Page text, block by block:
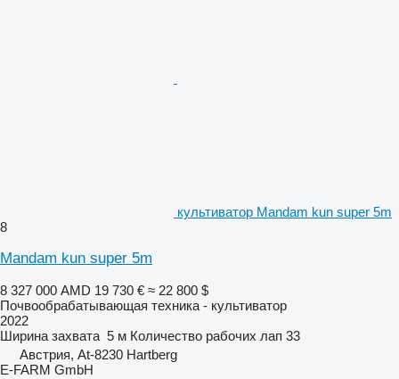
культиватор Mandam kun super 5m
8
Mandam kun super 5m
8 327 000 AMD 19 730 € ≈ 22 800 $
Почвообрабатывающая техника - культиватор
2022
Ширина захвата 5 м Количество рабочих лап 33
Австрия, At-8230 Hartberg
E-FARM GmbH